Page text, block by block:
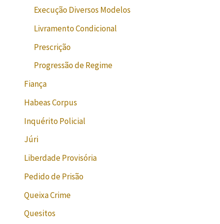
Execução Diversos Modelos
Livramento Condicional
Prescrição
Progressão de Regime
Fiança
Habeas Corpus
Inquérito Policial
Júri
Liberdade Provisória
Pedido de Prisão
Queixa Crime
Quesitos